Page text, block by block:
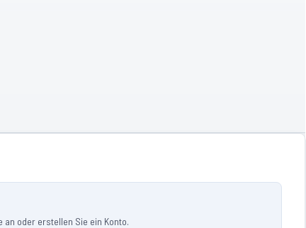
oder erstellen Sie ein Konto.